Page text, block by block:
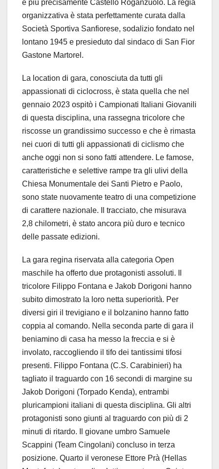
e più precisamente Castello Roganzuolo. La regia
organizzativa è stata perfettamente curata dalla
Società Sportiva Sanfiorese, sodalizio fondato nel
lontano 1945 e presieduto dal sindaco di San Fior
Gastone Martorel.
La location di gara, conosciuta da tutti gli
appassionati di ciclocross, è stata quella che nel
gennaio 2023 ospitò i Campionati Italiani Giovanili
di questa disciplina, una rassegna tricolore che
riscosse un grandissimo successo e che è rimasta
nei cuori di tutti gli appassionati di ciclismo che
anche oggi non si sono fatti attendere. Le famose,
caratteristiche e selettive rampe tra gli ulivi della
Chiesa Monumentale dei Santi Pietro e Paolo,
sono state nuovamente teatro di una competizione
di carattere nazionale. Il tracciato, che misurava
2,8 chilometri, è stato ancora più duro e tecnico
delle passate edizioni.
La gara regina riservata alla categoria Open
maschile ha offerto due protagonisti assoluti. Il
tricolore Filippo Fontana e Jakob Dorigoni hanno
subito dimostrato la loro netta superiorità. Per
diversi giri il trevigiano e il bolzanino hanno fatto
coppia al comando. Nella seconda parte di gara il
beniamino di casa ha messo la freccia e si è
involato, raccogliendo il tifo dei tantissimi tifosi
presenti. Filippo Fontana (C.S. Carabinieri) ha
tagliato il traguardo con 16 secondi di margine su
Jakob Dorigoni (Torpado Kenda), entrambi
pluricampioni italiani di questa disciplina. Gli altri
protagonisti sono giunti al traguardo con più di 2
minuti di ritardo. Il giovane umbro Samuele
Scappini (Team Cingolani) concluso in terza
posizione. Quarto il veronese Ettore Prà (Hellas